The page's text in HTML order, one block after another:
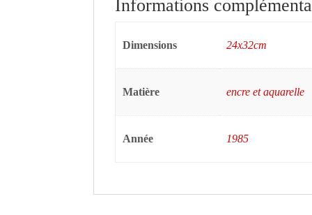
Informations
Dimensions 24x32cm
Matière encre et aquarelle
Année 1985